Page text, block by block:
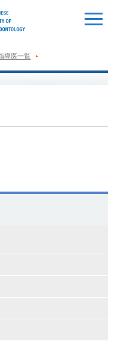
導医一覧